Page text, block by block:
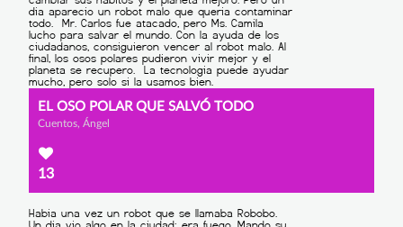
EL OSO POLAR QUE SALVÓ TODO
Cuentos, Ángel
13